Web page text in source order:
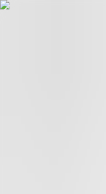
Hopp til hovudinnhald